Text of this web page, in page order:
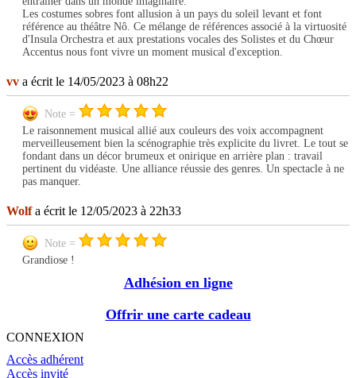
Les costumes sobres font allusion à un pays du soleil levant et font
référence au théâtre Nô. Ce mélange de références associé à la virtuosité
d'Insula Orchestra et aux prestations vocales des Solistes et du Chœur
Accentus nous font vivre un moment musical d'exception.
vv a écrit le 14/05/2023 à 08h22
Note =
Le raisonnement musical allié aux couleurs des voix accompagnent
merveilleusement bien la scénographie très explicite du livret. Le tout se
fondant dans un décor brumeux et onirique en arrière plan : travail
pertinent du vidéaste. Une alliance réussie des genres. Un spectacle à ne
pas manquer.
Wolfa écrit le 12/05/2023 à 22h33
Note =
Grandiose !
Adhésion en ligne
Offrir une carte cadeau
CONNEXION
Accès adhérent
Accès invité